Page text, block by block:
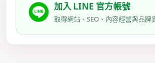
加入 LINE 官方帳號
取得網站、SEO、內容經營與品牌